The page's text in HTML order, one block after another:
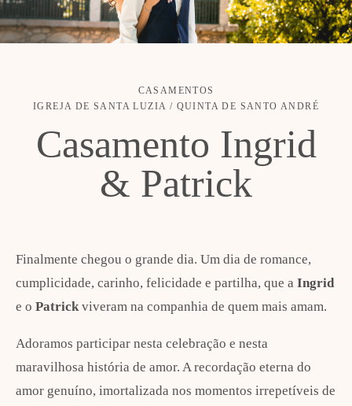
CASAMENTOS
IGREJA DE SANTA LUZIA / QUINTA DE SANTO ANDRÉ
Casamento Ingrid
& Patrick
Finalmente chegou o grande dia. Um dia de romance,
cumplicidade, carinho, felicidade e partilha, que a Ingrid
e o Patrickviveram na companhia de quem mais amam.
Adoramos participar nesta celebração e nesta
maravilhosa história de amor. A recordação eterna do
amor genuíno, imortalizada nos momentos irrepetíveis de